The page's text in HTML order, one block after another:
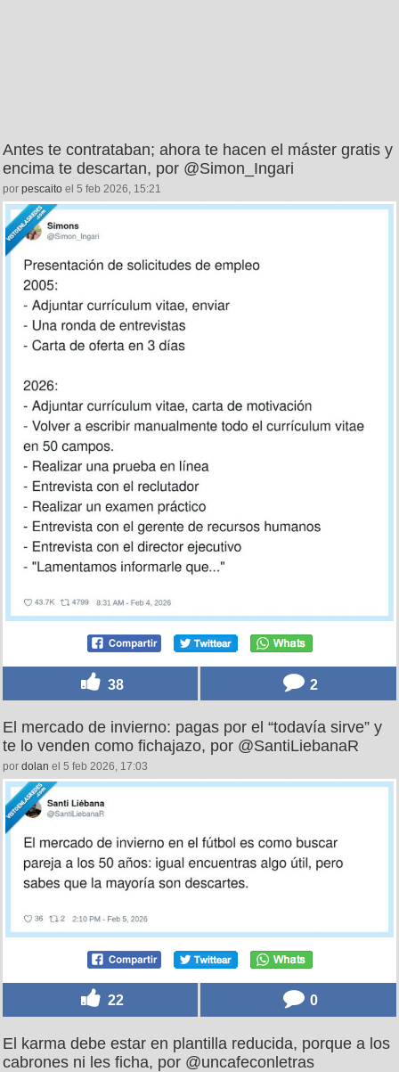
Antes te contrataban; ahora te hacen el máster gratis y
encima te descartan, por @Simon_Ingari
por pescaito el 5 feb 2026, 15:21
38 2
El mercado de invierno: pagas por el “todavía sirve” y
te lo venden como fichajazo, por @SantiLiebanaR
por dolan el 5 feb 2026, 17:03
22 0
El karma debe estar en plantilla reducida, porque a los
cabrones ni les ficha, por @uncafeconletras